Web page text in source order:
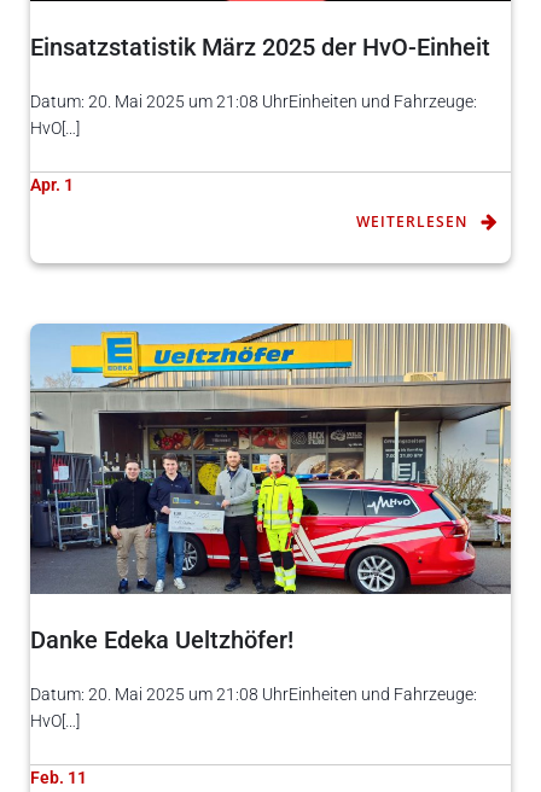
Einsatzstatistik März 2025 der HvO-Einheit
Datum: 20. Mai 2025 um 21:08 UhrEinheiten und Fahrzeuge:
HvO[…]
Apr. 1
WEITERLESEN
Danke Edeka Ueltzhöfer!
Datum: 20. Mai 2025 um 21:08 UhrEinheiten und Fahrzeuge:
HvO[…]
Feb. 11